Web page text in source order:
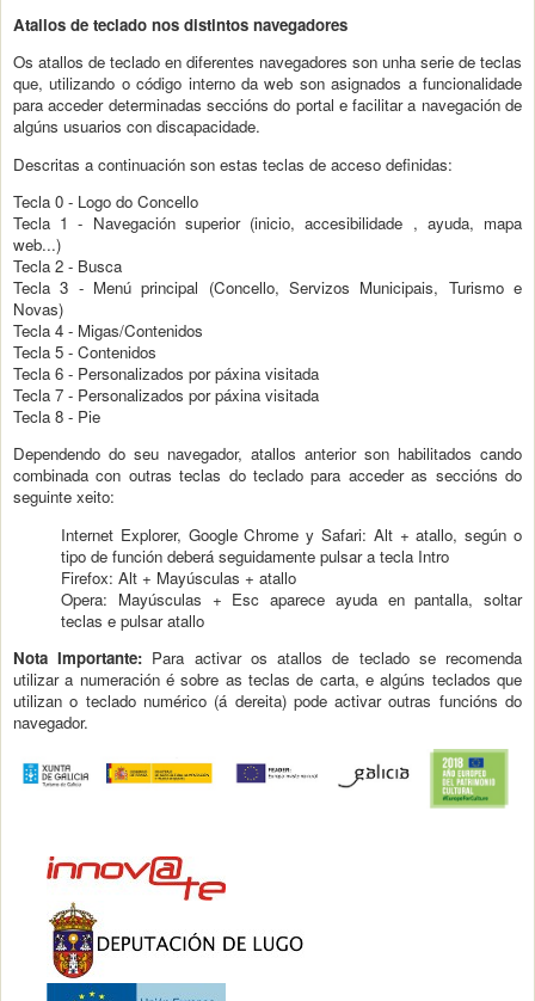
Atallos de teclado nos distintos navegadores
Os atallos de teclado en diferentes navegadores son unha serie de teclas
que, utilizando o código interno da web son asignados a funcionalidade
para acceder determinadas seccións do portal e facilitar a navegación de
algúns usuarios con discapacidade.
Descritas a continuación son estas teclas de acceso definidas:
Tecla 0 - Logo do Concello
Tecla 1 - Navegación superior (inicio, accesibilidade , ayuda, mapa
web...)
Tecla 2 - Busca
Tecla 3 - Menú principal (Concello, Servizos Municipais, Turismo e
Novas)
Tecla 4 - Migas/Contenidos
Tecla 5 - Contenidos
Tecla 6 - Personalizados por páxina visitada
Tecla 7 - Personalizados por páxina visitada
Tecla 8 - Pie
Dependendo do seu navegador, atallos anterior son habilitados cando
combinada con outras teclas do teclado para acceder as seccións do
seguinte xeito:
Internet Explorer, Google Chrome y Safari: Alt + atallo, según o
tipo de función deberá seguidamente pulsar a tecla Intro
Firefox: Alt + Mayúsculas + atallo
Opera: Mayúsculas + Esc aparece ayuda en pantalla, soltar
teclas e pulsar atallo
Nota Importante: Para activar os atallos de teclado se recomenda
utilizar a numeración é sobre as teclas de carta, e algúns teclados que
utilizan o teclado numérico (á dereita) pode activar outras funcións do
navegador.